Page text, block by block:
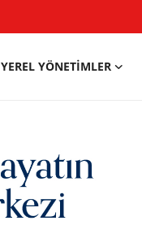
YEREL YÖNETIMLER